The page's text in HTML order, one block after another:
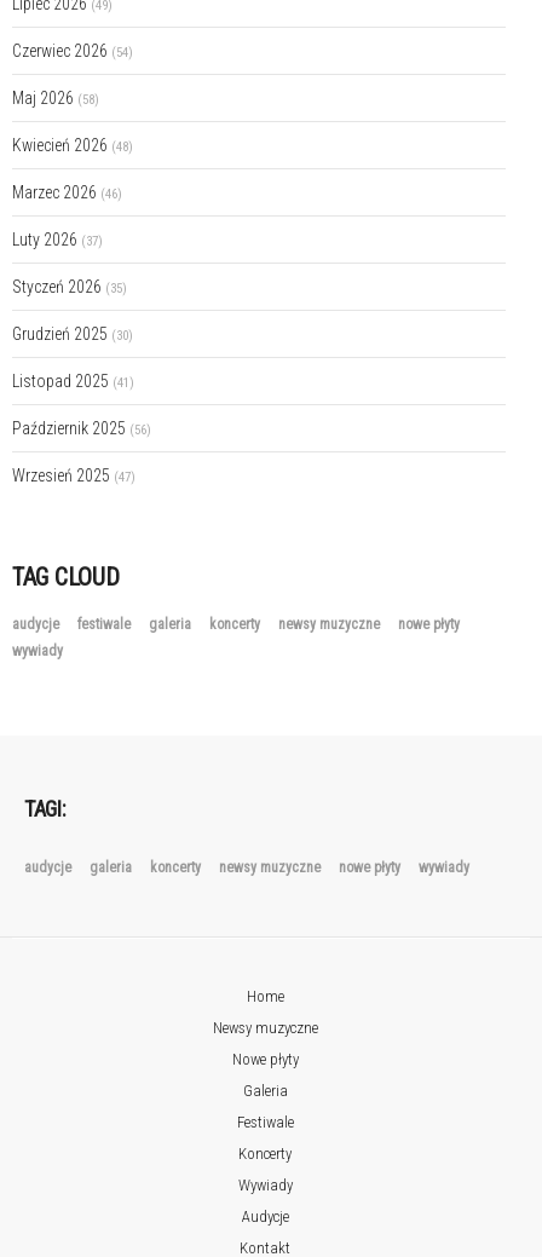
(49)
Czerwiec 2026 (54)
Maj 2026 (58)
Kwiecień 2026 (48)
Marzec 2026 (46)
Luty 2026 (37)
Styczeń 2026 (35)
Grudzień 2025 (30)
Listopad 2025 (41)
Październik 2025 (56)
Wrzesień 2025 (47)
TAG CLOUD
audycje festiwale galeria koncerty newsy muzyczne
nowe płyty
wywiady
TAGI:
audycje galeria koncerty newsy muzyczne nowe płyty wywiady
Home
Newsy muzyczne
Nowe płyty
Galeria
Festiwale
Koncerty
Wywiady
Audycje
Kontakt